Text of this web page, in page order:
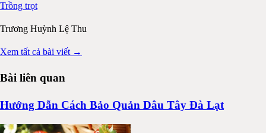
Trồng trọt
Trương Huỳnh Lệ Thu
Xem tất cả bài viết →
Bài liên quan
Hướng Dẫn Cách Bảo Quản Dâu Tây Đà Lạt